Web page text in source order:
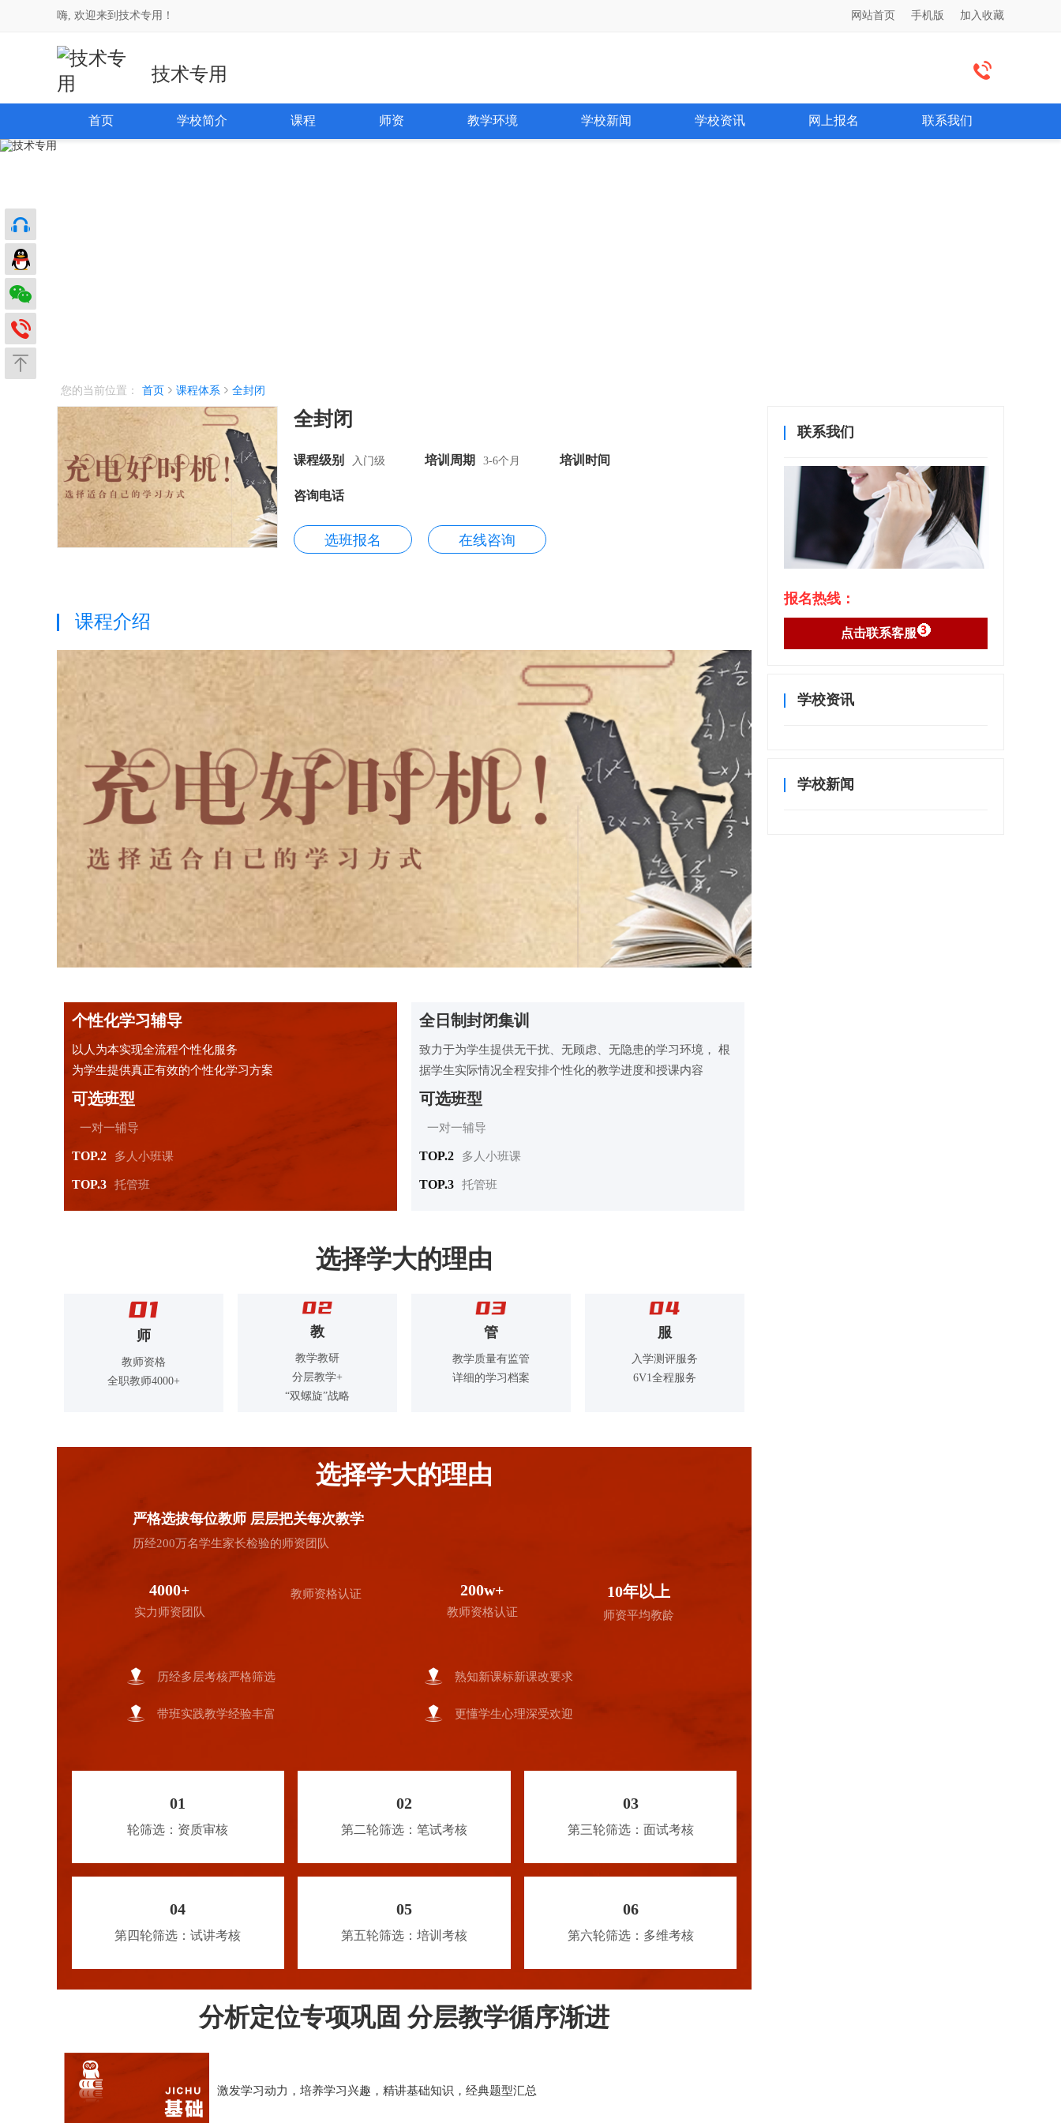
嗨, 欢迎来到技术专用！ 网站首页 手机版 加入收藏
技术专用
首页 学校简介 课程 师资 教学环境 学校新闻 学校资讯 网上报名 联系我们
您的当前位置： 首页 课程体系 全封闭
全封闭
课程级别 入门级 培训周期 3-6个月 培训时间
咨询电话
选班报名 在线咨询
课程介绍
个性化学习辅导
以人为本实现全流程个性化服务
为学生提供真正有效的个性化学习方案
可选班型
一对一辅导
TOP.2 多人小班课
TOP.3 托管班
全日制封闭集训
致力于为学生提供无干扰、无顾虑、无隐患的学习环境， 根
据学生实际情况全程安排个性化的教学进度和授课内容
可选班型
一对一辅导
TOP.2 多人小班课
TOP.3 托管班
选择学大的理由
师
教师资格
全职教师4000+
教
教学教研
分层教学+
“双螺旋”战略
管
教学质量有监管
详细的学习档案
服
入学测评服务
6V1全程服务
选择学大的理由
严格选拔每位教师 层层把关每次教学
历经200万名学生家长检验的师资团队
4000+
实力师资团队
教师资格认证 200w+
教师资格认证
10年以上
师资平均教龄
历经多层考核严格筛选 熟知新课标新课改要求
带班实践教学经验丰富 更懂学生心理深受欢迎
01
轮筛选：资质审核
02
第二轮筛选：笔试考核
03
第三轮筛选：面试考核
04
第四轮筛选：试讲考核
05
第五轮筛选：培训考核
06
第六轮筛选：多维考核
分析定位专项巩固 分层教学循序渐进
激发学习动力，培养学习兴趣，精讲基础知识，经典题型汇总
联系我们
报名热线：
点击联系客服
学校资讯
学校新闻